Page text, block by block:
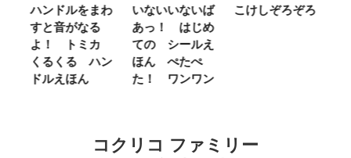
ハンドルをまわ
すと音がなる
よ！ トミカ
くるくる ハン
ドルえほん
いないいないば
あっ！ はじめ
ての シールえ
ほん ぺたぺ
た！ ワンワン
こけしぞろぞろ
コクリコ ファミリー